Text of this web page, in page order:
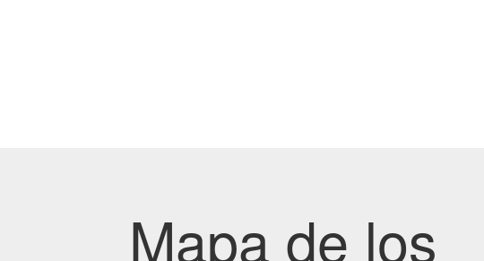
Mapa de los